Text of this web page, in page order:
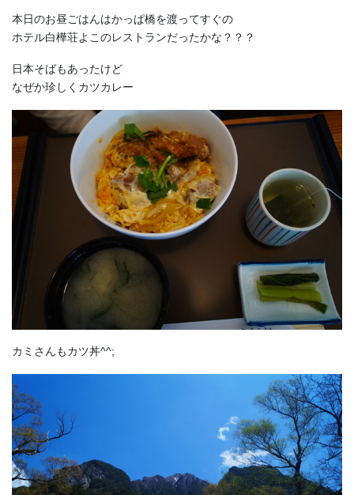
本日のお昼ごはんはかっぱ橋を渡ってすぐの
ホテル白樺荘よこのレストランだったかな？？？
日本そばもあったけど
なぜか珍しくカツカレー
カミさんもカツ丼^^;